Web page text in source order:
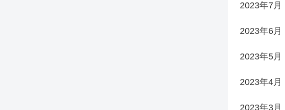
2023年7月
2023年6月
2023年5月
2023年4月
2023年3月